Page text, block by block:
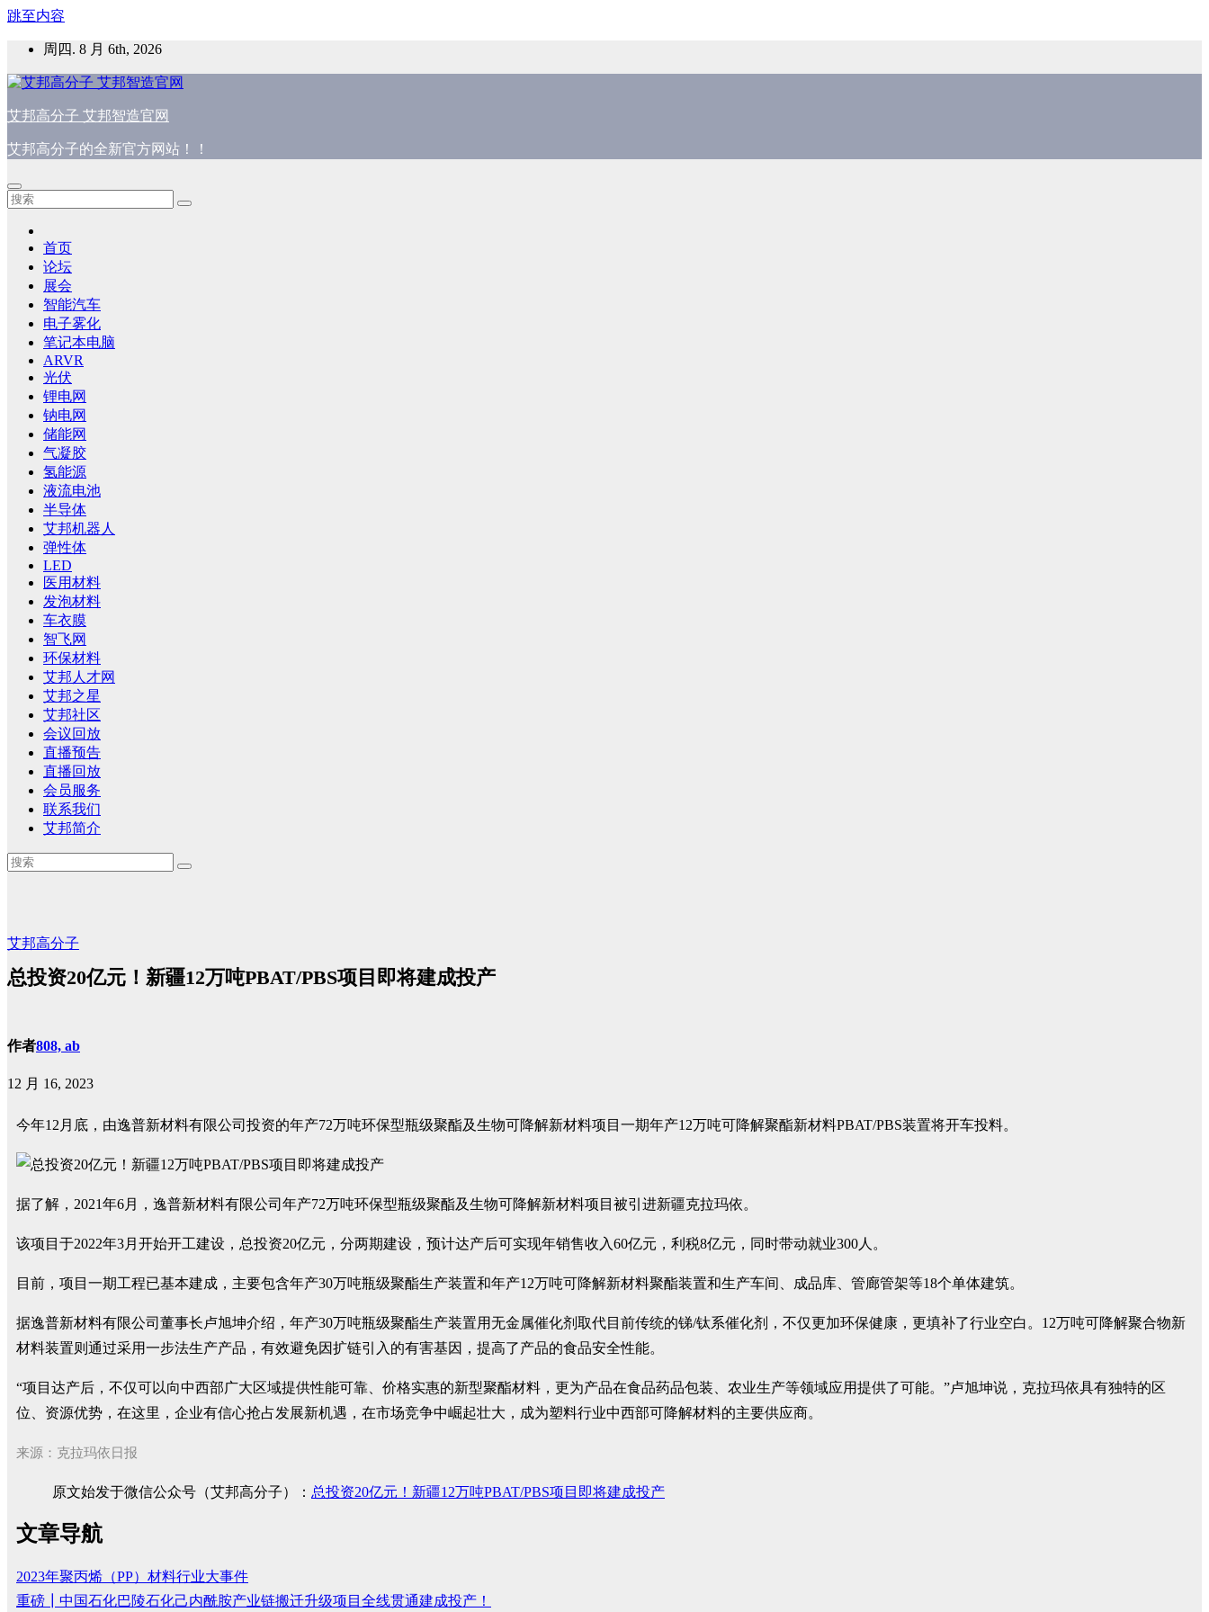
跳至内容
周四. 8 月 6th, 2026
艾邦高分子 艾邦智造官网
艾邦高分子的全新官方网站！！
首页
论坛
展会
智能汽车
电子雾化
笔记本电脑
ARVR
光伏
锂电网
钠电网
储能网
气凝胶
氢能源
液流电池
半导体
艾邦机器人
弹性体
LED
医用材料
发泡材料
车衣膜
智飞网
环保材料
艾邦人才网
艾邦之星
艾邦社区
会议回放
直播预告
直播回放
会员服务
联系我们
艾邦简介
艾邦高分子
总投资20亿元！新疆12万吨PBAT/PBS项目即将建成投产
作者808, ab
12 月 16, 2023
今年12月底，由逸普新材料有限公司投资的年产72万吨环保型瓶级聚酯及生物可降解新材料项目一期年产12万吨可降解聚酯新材料PBAT/PBS装置将开车投料。
据了解，2021年6月，逸普新材料有限公司年产72万吨环保型瓶级聚酯及生物可降解新材料项目被引进新疆克拉玛依。
该项目于2022年3月开始开工建设，总投资20亿元，分两期建设，预计达产后可实现年销售收入60亿元，利税8亿元，同时带动就业300人。
目前，项目一期工程已基本建成，主要包含年产30万吨瓶级聚酯生产装置和年产12万吨可降解新材料聚酯装置和生产车间、成品库、管廊管架等18个单体建筑。
据逸普新材料有限公司董事长卢旭坤介绍，年产30万吨瓶级聚酯生产装置用无金属催化剂取代目前传统的锑/钛系催化剂，不仅更加环保健康，更填补了行业空白。12万吨可降解聚合物新
材料装置则通过采用一步法生产产品，有效避免因扩链引入的有害基因，提高了产品的食品安全性能。
“项目达产后，不仅可以向中西部广大区域提供性能可靠、价格实惠的新型聚酯材料，更为产品在食品药品包装、农业生产等领域应用提供了可能。”卢旭坤说，克拉玛依具有独特的区
位、资源优势，在这里，企业有信心抢占发展新机遇，在市场竞争中崛起壮大，成为塑料行业中西部可降解材料的主要供应商。
来源：克拉玛依日报
原文始发于微信公众号（艾邦高分子）： 总投资20亿元！新疆12万吨PBAT/PBS项目即将建成投产
文章导航
2023年聚丙烯（PP）材料行业大事件
重磅┃中国石化巴陵石化己内酰胺产业链搬迁升级项目全线贯通建成投产！